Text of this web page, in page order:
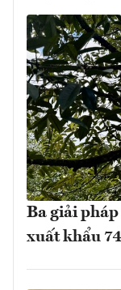
Ba giải
xuất khẩu